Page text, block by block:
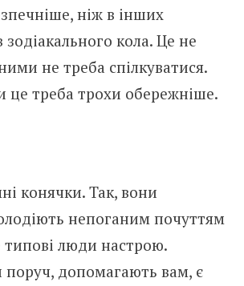
ніж в інших
зодіакального кола. Це не
не треба спілкуватися.
це треба трохи обережніше.
конячки. Так, вони
непоганим почуттям
типові люди настрою.
поруч, допомагають вам, є